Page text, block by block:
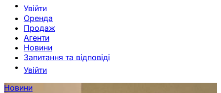
Увійти
Оренда
Продаж
Агенти
Новини
Запитання та відповіді
Увійти
Новини